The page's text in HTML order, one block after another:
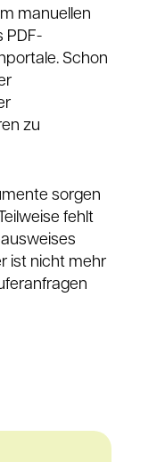
manuellen
PDF-
Schon
zu
sorgen
fehlt
ist nicht mehr